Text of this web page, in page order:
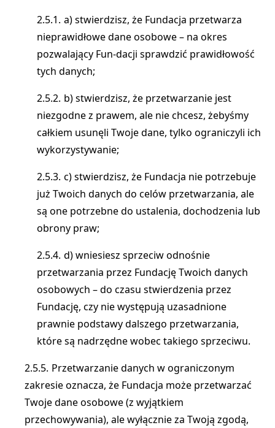
a) stwierdzisz, że Fundacja przetwarza
nieprawidłowe dane osobowe – na okres
pozwalający Fun-dacji sprawdzić prawidłowość
tych danych;
b) stwierdzisz, że przetwarzanie jest
niezgodne z prawem, ale nie chcesz, żebyśmy
całkiem usunęli Twoje dane, tylko ograniczyli ich
wykorzystywanie;
c) stwierdzisz, że Fundacja nie potrzebuje
już Twoich danych do celów przetwarzania, ale
są one potrzebne do ustalenia, dochodzenia lub
obrony praw;
d) wniesiesz sprzeciw odnośnie
przetwarzania przez Fundację Twoich danych
osobowych – do czasu stwierdzenia przez
Fundację, czy nie występują uzasadnione
prawnie podstawy dalszego przetwarzania,
które są nadrzędne wobec takiego sprzeciwu.
Przetwarzanie danych w ograniczonym
zakresie oznacza, że Fundacja może przetwarzać
Twoje dane osobowe (z wyjątkiem
przechowywania), ale wyłącznie za Twoją zgodą,